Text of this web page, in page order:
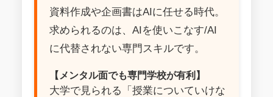
資料作成や企画書はAIに任せる時代。
求められるのは、AIを使いこなす/AI
に代替されない専門スキルです。
【メンタル面でも専門学校が有利】
大学で見られる「授業についていけな